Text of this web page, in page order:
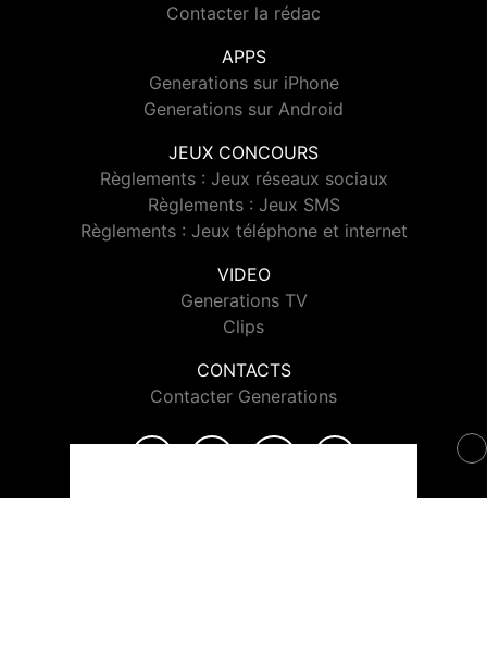
Contacter la rédac
APPS
Generations sur iPhone
Generations sur Android
JEUX CONCOURS
Règlements : Jeux réseaux sociaux
Règlements : Jeux SMS
Règlements : Jeux téléphone et internet
VIDEO
Generations TV
Clips
CONTACTS
Contacter Generations